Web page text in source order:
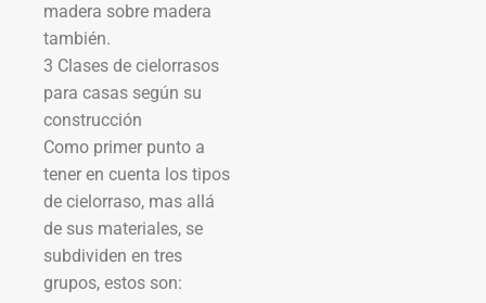
madera sobre madera
también.
3 Clases de cielorrasos
para casas según su
construcción
Como primer punto a
tener en cuenta los tipos
de cielorraso, mas allá
de sus materiales, se
subdividen en tres
grupos, estos son: